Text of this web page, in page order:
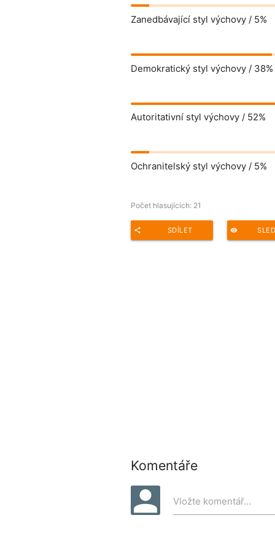
Zanedbávající styl výchovy / 5%
Demokratický styl výchovy / 38%
Autoritativní styl výchovy / 52%
Ochranitelský styl výchovy / 5%
Počet hlasujících: 21
share SDÍLET remove_red_eye
Komentáře
Vložte komentář...